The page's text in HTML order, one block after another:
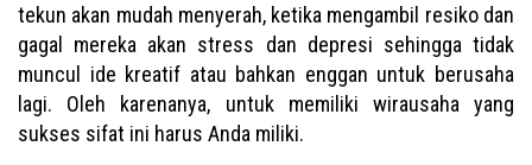
tekun akan mudah menyerah, ketika mengambil resiko dan
gagal mereka akan stress dan depresi sehingga tidak
muncul ide kreatif atau bahkan enggan untuk berusaha
lagi. Oleh karenanya, untuk memiliki wirausaha yang
sukses sifat ini harus Anda miliki.